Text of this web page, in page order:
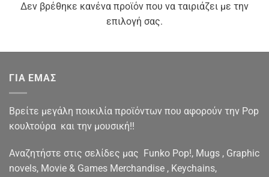
Δεν βρέθηκε κανένα προϊόν που να ταιριάζει με την
επιλογή σας.
ΓΙΑ ΕΜΑΣ
Βρείτε μεγάλη ποικιλία προϊόντων που αφορούν την Pop
κουλτούρα και την μουσική!!
Αναζητήστε στις σελίδες μας Funko Pop!, Mugs , Graphic
novels, Movie & Games Merchandise , Keychains,